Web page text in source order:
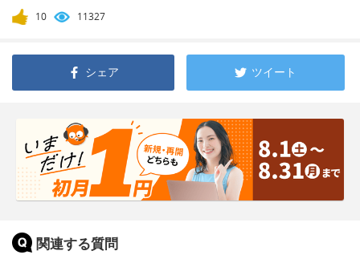
10 11327
シェア ツイート
関連する質問